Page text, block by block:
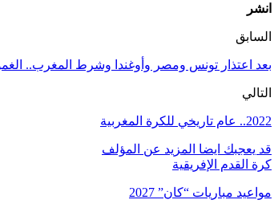
انشر
السابق
بعد اعتذار تونس ومصر وأوغندا وشرط المغرب..
التالي
2022.. عام تاريخي للكرة المغربية
قد يعجبك ايضا المزيد عن المؤلف
كرة القدم الإفريقية
مواعيد مباريات “كان” 2027